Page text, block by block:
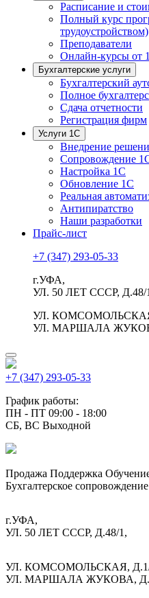
Расписание и
Полный курс
трудоустройством)
Преподаватели
Онлайн-курсы от
Бухгалтерские услуги
Бухгалтерский
Полное
Сдача отчетности
Регистрация фирм
Услуги 1С
Внедрение
Сопровождение
Настройка 1С
Обновление 1С
Реальная
Антипиратство
Наши разработки
Прайс-лист
+7 (347) 293-05-33
г.УФА,
УЛ. 50 ЛЕТ СССР, Д.48/
УЛ.
УЛ. МАРШАЛА
+7 (347) 293-05-33
График работы:
ПН - ПТ 09:00 - 18:00
СБ, ВС Выходной
Продажа Поддержка
Бухгалтерское сопровождение
г.УФА,
УЛ. 50 ЛЕТ СССР, Д.48/1,
УЛ. КОМСОМОЛЬСКАЯ,
УЛ. МАРШАЛА ЖУКОВА,